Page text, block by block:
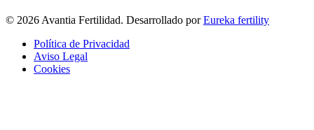
© 2026 Avantia Fertilidad. Desarrollado porEureka fertility
Política de Privacidad
Aviso Legal
Cookies